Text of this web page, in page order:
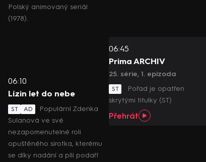
Polský animovaný seriál
(1978).
06:10
Lízin let do nebe
ST AD
Populární Zdenka
Sulanová ve své
nezapomenutelné roli
opuštěného sirotka, kterému
se díky nadání a píli podaří
06:45
Prima ARCHIV
25. série, 1. epizoda
ST
Pořad je opatřen
skrytými titulky (ST)
Přehrát